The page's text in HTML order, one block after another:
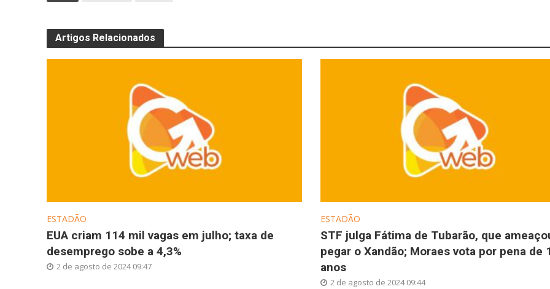
Artigos Relacionados
ESTADÃO
EUA criam 114 mil vagas em julho; taxa de
desemprego sobe a 4,3%
2 de agosto de 2024 09:47
ESTADÃO
STF julga Fátima de Tubarão, que
pegar o Xandão; Moraes vota por pena de
anos
2 de agosto de 2024 09:44